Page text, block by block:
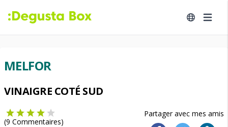
MELFOR
VINAIGRE COTÉ SUD
Partager avec mes amis
(9 Commentaires)